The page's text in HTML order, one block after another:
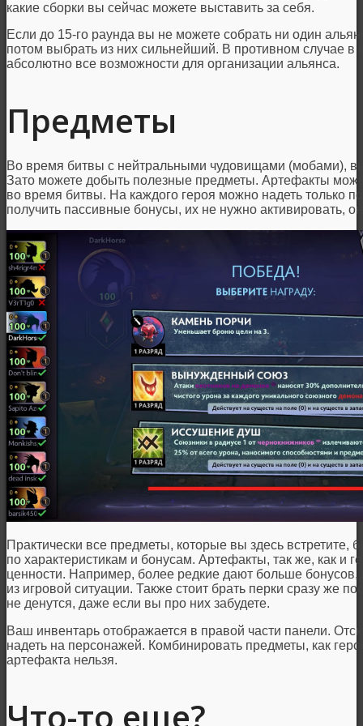
какие сборки вы сейчас можете выставить за себя.
Если до 15-го раунда вы не можете собрать ни один
потом выбрать из них сильнейший. В противном случае в
абсолютно все возможности для организации альянса.
Предметы
Во время битвы с нейтральными чудовищами (мобами),
Зато можете добыть полезные предметы. Артефакты
во время битвы. На каждого героя можно надеть только
получить пассивные бонусы, их не нужно активировать,
Практически все предметы, которые вы здесь встретите,
по характеристикам и бонусам. Артефакты, так же, как и
ценности. Например, более редкие дают больше бонусов,
из игровой ситуации. Также стоит брать перки сразу же
не денутся, даже если вы про них забудете.
Ваш инвентарь отображается в правой части панели.
надеть на персонажей. Комбинировать предметы, как
артефакта нельзя.
Что-то еще?